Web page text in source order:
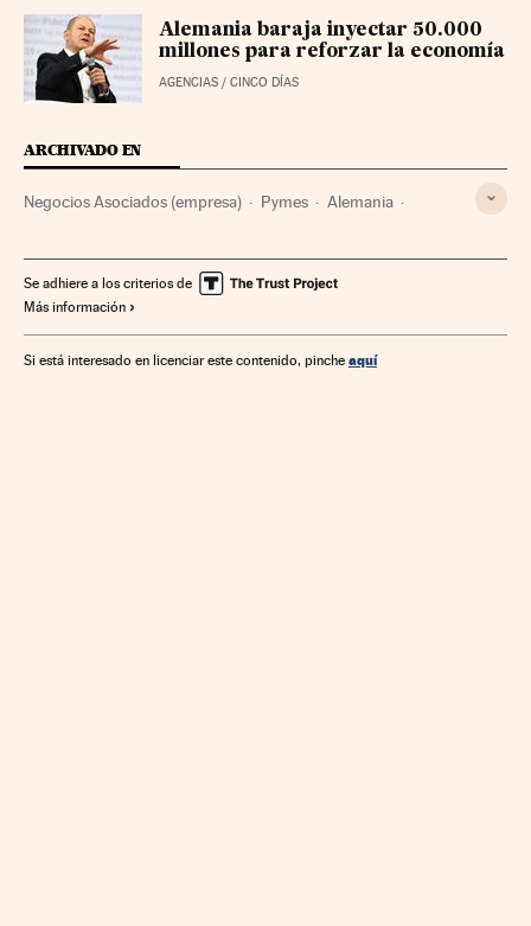
Alemania baraja inyectar 50.000
millones para reforzar la economía
AGENCIAS / CINCO DÍAS
ARCHIVADO EN
Negocios Asociados (empresa) Pymes Alemania
Mercados financieros Europa Empresas
Se adhiere a los criterios de
Más información
Si está interesado en licenciar este contenido, pinche aquí